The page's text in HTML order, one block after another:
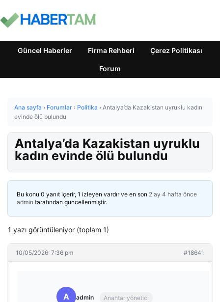
Güncel Haberler Firma Rehberi Çerez Politikası
Forum
Ana sayfa › Forumlar › Politika › Antalya’da Kazakistan uyruklu kadın
evinde ölü bulundu
Antalya’da Kazakistan uyruklu
kadın evinde ölü bulundu
Bu konu 0 yanıt içerir, 1 izleyen vardır ve en son 2 ay 4 hafta önce
admin tarafından güncellenmiştir.
1 yazı görüntüleniyor (toplam 1)
10/05/2026: 7:36 pm #18641
A admin Anahtar yönetici